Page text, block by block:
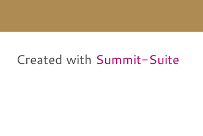
Created with Summit-Suite